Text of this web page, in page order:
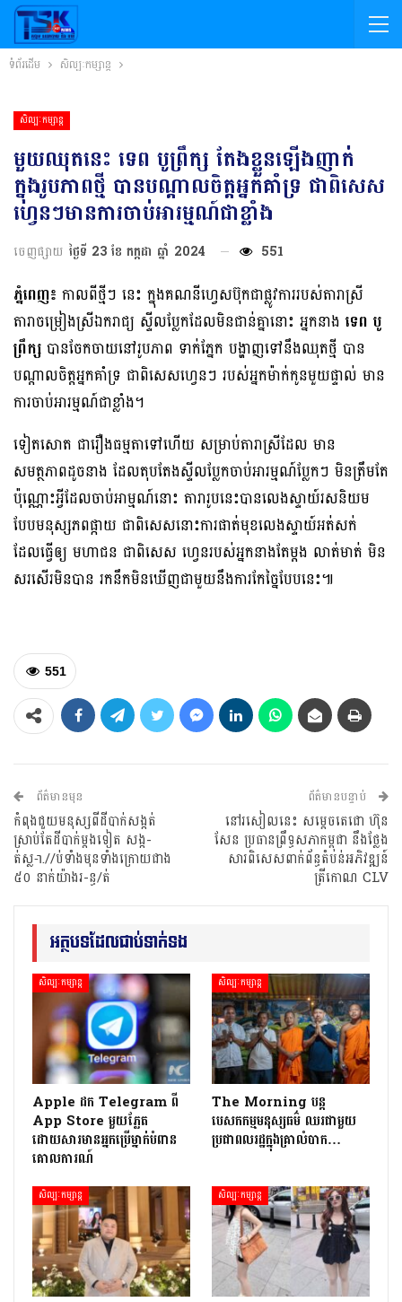
ទំព័រដើម សិល្បៈកម្សាន្ត
សិល្បៈកម្សាន្ត
មួយឈុតនេះ ទេព បូព្រឹក្ស តែងខ្លួនឡើងញាក់
ក្នុងរូបភាពថ្មី បានបណ្តាលចិត្តអ្នកគាំទ្រ ជាពិសេស
ហ្វេនៗមានការចាប់អារម្មណ៍ជាខ្លាំង
ចេញផ្សាយ ថ្ងៃទី 23 ខែ កក្កដា ឆ្នាំ 2024 551
ភ្នំពេញ៖ ​កាលពីថ្មីៗ នេះ ក្នុងគណនីហ្វេសប៊ុកជាផ្លូវការរបស់តារាស្រី
តារាចម្រៀងស្រីឯករាជ្យ ស្ទីលប្លែកដែលមិនជាន់គ្នានោះ អ្នកនាង ទេព បូ
ព្រឹក្សបានចែកចាយ​នៅរូបភាព ទាក់ភ្នែក បង្ហាញទៅនឹងឈុតថ្មី បាន
បណ្តាលចិត្តអ្នកគាំទ្រ ជាពិសេសហ្វេនៗ របស់អ្នកម៉ាក់កូនមួយផ្ទាល់ មាន
ការចាប់អារម្មណ៍ជាខ្លាំង។
ទៀតសោត ជារឿងធម្មតាទៅហើយ សម្រាប់តារាស្រីដែល មាន
សមត្ថភាពដូច​នាង ដែលតុបតែងស្ទីលប្លែក​ចាប់អារម្មណ៍ប្លែកៗ មិនត្រឹមតែ
ប៉ុណ្ណោះអ្វីដែលចាប់អាម្មណ៍នោះ តារារូបនេះបានលេងស្ទាយ៍រសនិយម
បែបមនុស្សភពផ្កាយ ជាពិសេសនោះការផាត់មុខលេងស្ទាយ៍អត់សក់
ដែលធ្វើឲ្យ មហាជន ជាពិសេស​ ហ្វេនរបស់អ្នកនាងតែម្តង​ លាត់មាត់ មិន
សរសើរមិនបាន រកនឹកមិនឃើញជាមួយនឹងការកែច្នៃបែបនេះ៕
551
ព័ត៌មានមុន
កំពុងជួយមនុស្សពីដីបាក់សង្កត់
ស្រាប់តែដីបាក់ម្តងទៀត សង្ក-
ត់ស្ល-ា.//ប់ទាំងមុនទាំងក្រោយជាង
៥០ នាក់យ៉ាងរ-ន្ធ/ត់
ព័ត៌មានបន្ទាប់
នៅរសៀលនេះ សម្តេចតេជោ ហ៊ុន
សែន ប្រធានព្រឹទ្ធសភាកម្ពុជា នឹងថ្លែង
សារពិសេសពាក់ព័ន្ធតំបន់អភិវឌ្ឍន៍
ត្រីកោណ CLV
អត្ថបទដែលជាប់ទាក់ទង
សិល្បៈកម្សាន្ត
Apple ដក Telegram ពី
App Store មួយភ្លែត
ដោយសារមានអ្នកប្រើម្នាក់បំពាន
គោលការណ៍
សិល្បៈកម្សាន្ត
The Morning បន្ត
បេសកកម្មមនុស្សធម៌ ឈរជាមួយ
ប្រជាពលរដ្ឋក្នុងគ្រាលំបាក…
សិល្បៈកម្សាន្ត សិល្បៈកម្សាន្ត